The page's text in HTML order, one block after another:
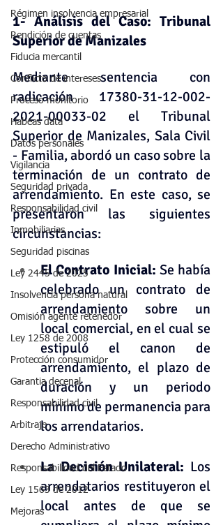
Régimen insolvencia empresarial
Rendición de cuentas
Fiducia mercantil
Conflicto de intereses
Proceso monitorio
Habeas data
Datos personales
Vigilancia
Seguridad privada
Responsabilidad civil
Inmobiliarias
Seguridad piscinas
Ley 2445 de 2025
Insolvencia persona natural
Omisión agente retenedor
Ley 1258 de 2008
Protección consumidor
Garantia decenal
Responsabilidad civil
Arbitraje
Derecho Administrativo
Responsabilidad del Estado
Ley 1563 de 2012
Mejoras
1- Análisis del Caso: Tribunal
Superior de Manizales
Mediante sentencia con
radicación 17380-31-12-002-
2021-00033-02 el Tribunal
Superior de Manizales, Sala Civil
- Familia, abordó un caso sobre la
terminación de un contrato de
arrendamiento. En este caso, se
presentaron las siguientes
circunstancias:
El Contrato Inicial: Se había
celebrado un contrato de
arrendamiento sobre un
local comercial, en el cual se
estipuló el canon de
arrendamiento, el plazo de
duración y un periodo
mínimo de permanencia para
los arrendatarios.
La Decisión Unilateral: Los
arrendatarios restituyeron el
local antes de que se